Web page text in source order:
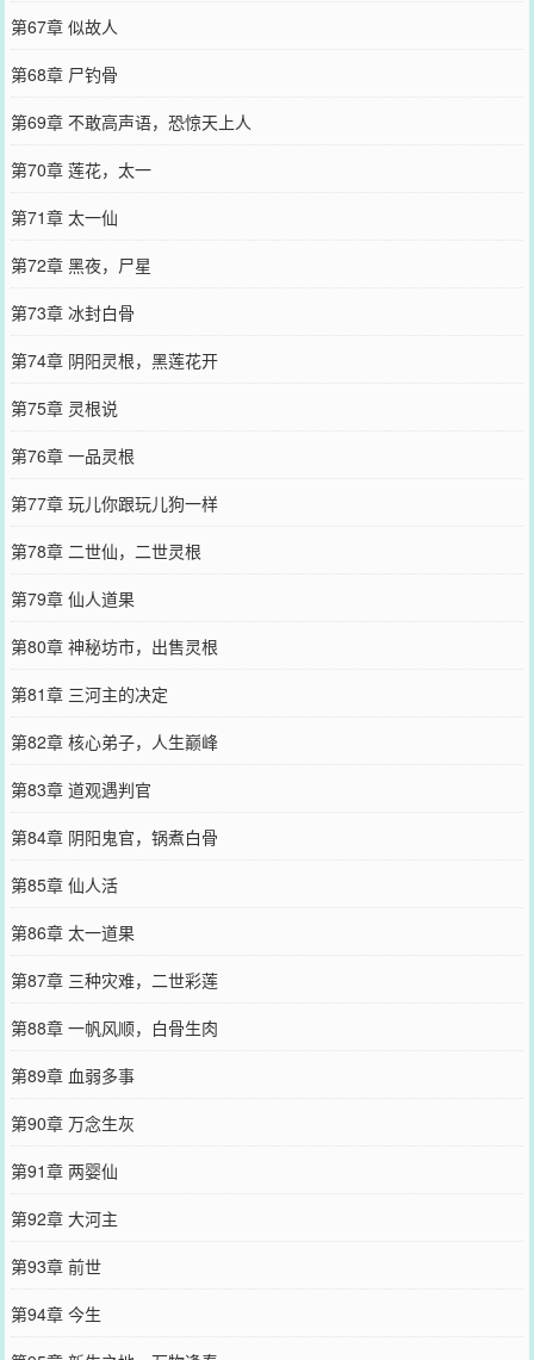
第67章 似故人
第68章 尸钓骨
第69章 不敢高声语，恐惊天上人
第70章 莲花，太一
第71章 太一仙
第72章 黑夜，尸星
第73章 冰封白骨
第74章 阴阳灵根，黑莲花开
第75章 灵根说
第76章 一品灵根
第77章 玩儿你跟玩儿狗一样
第78章 二世仙，二世灵根
第79章 仙人道果
第80章 神秘坊市，出售灵根
第81章 三河主的决定
第82章 核心弟子，人生巅峰
第83章 道观遇判官
第84章 阴阳鬼官，锅煮白骨
第85章 仙人活
第86章 太一道果
第87章 三种灾难，二世彩莲
第88章 一帆风顺，白骨生肉
第89章 血弱多事
第90章 万念生灰
第91章 两婴仙
第92章 大河主
第93章 前世
第94章 今生